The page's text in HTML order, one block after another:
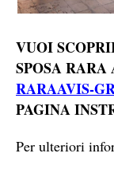
VUOI
SPOSA RARA
RARAAVIS-
PAGINA
Per ulteriori